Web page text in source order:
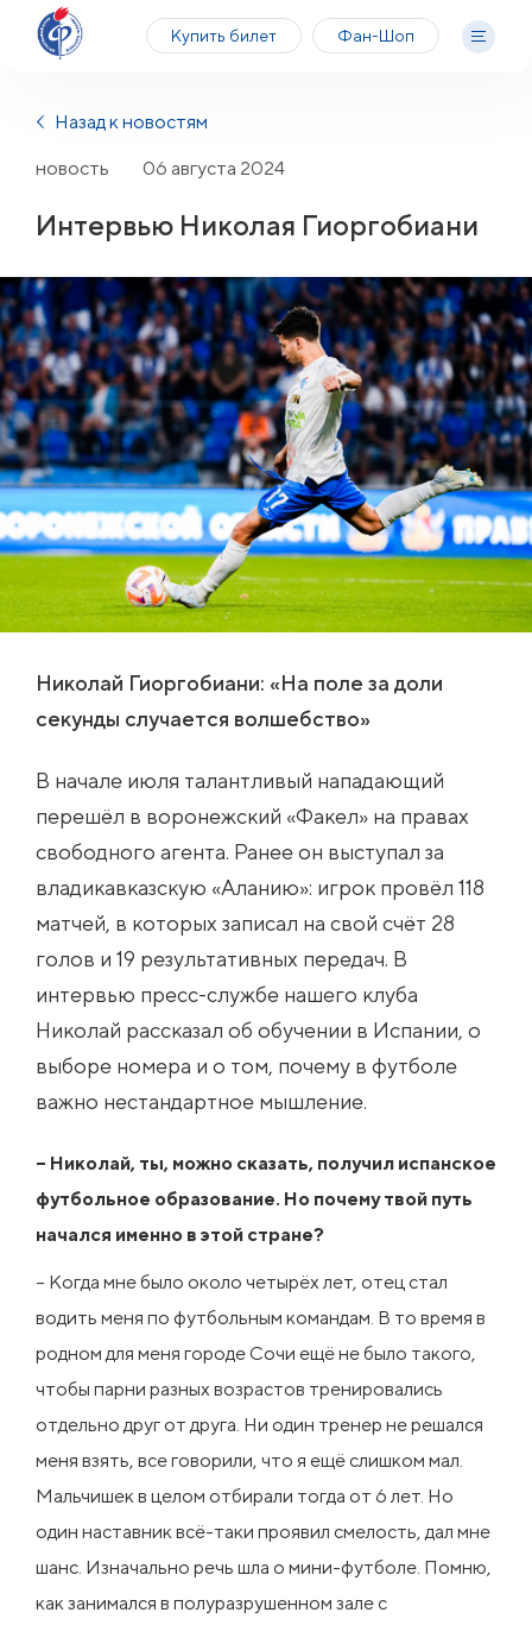
Купить билет Фан-Шоп
Назад к новостям
новость 06 августа 2024
Интервью Николая Гиоргобиани
Николай Гиоргобиани: «На поле за доли
секунды случается волшебство»
В начале июля талантливый нападающий
перешёл в воронежский «Факел» на правах
свободного агента. Ранее он выступал за
владикавказскую «Аланию»: игрок провёл 118
матчей, в которых записал на свой счёт 28
голов и 19 результативных передач. В
интервью пресс-службе нашего клуба
Николай рассказал об обучении в Испании, о
выборе номера и о том, почему в футболе
важно нестандартное мышление.
– Николай, ты, можно сказать, получил испанское
футбольное образование. Но почему твой путь
начался именно в этой стране?
– Когда мне было около четырёх лет, отец стал
водить меня по футбольным командам. В то время в
родном для меня городе Сочи ещё не было такого,
чтобы парни разных возрастов тренировались
отдельно друг от друга. Ни один тренер не решался
меня взять, все говорили, что я ещё слишком мал.
Мальчишек в целом отбирали тогда от 6 лет. Но
один наставник всё-таки проявил смелость, дал мне
шанс. Изначально речь шла о мини-футболе. Помню,
как занимался в полуразрушенном зале с